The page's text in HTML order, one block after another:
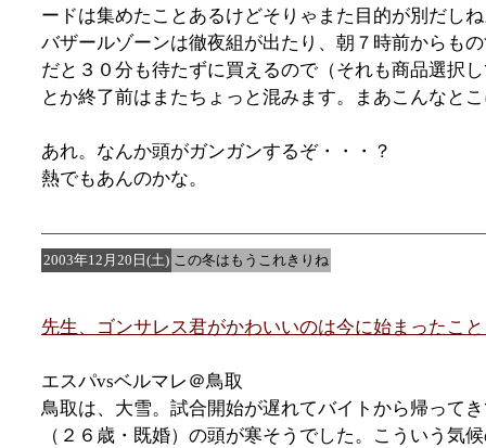
ードは集めたことあるけどそりゃまた目的が別だし
バザールゾーンは徹夜組が出たり、朝７時前からも
だと３０分も待たずに買えるので（それも商品選択
とか終了前はまたちょっと混みます。まあこんなと
あれ。なんか頭がガンガンするぞ・・・？
熱でもあんのかな。
2003年12月20日(土) この冬はもうこれきりね
先生、ゴンサレス君がかわいいのは今に始まったこ
エスパvsベルマレ＠鳥取
鳥取は、大雪。試合開始が遅れてバイトから帰って
（２６歳・既婚）の頭が寒そうでした。こういう気